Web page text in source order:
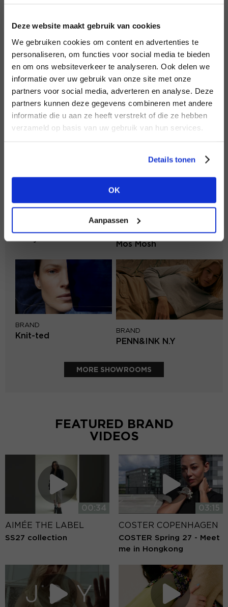
Deze website maakt gebruik van cookies
We gebruiken cookies om content en advertenties te
personaliseren, om functies voor social media te bieden
en om ons websiteverkeer te analyseren. Ook delen we
informatie over uw gebruik van onze site met onze
partners voor social media, adverteren en analyse. Deze
partners kunnen deze gegevens combineren met andere
informatie die u aan ze heeft verstrekt of die ze hebben
verzameld op basis van uw gebruik van hun services.
Details tonen
OK
Aanpassen
LOGIN
Password
LOGIN
NO ACCOUNT YET?
DON’T HAVE AN ACCOUNT
YET?
view the other options.
VIEW ALL OPTIONS
Harper & Yve
BRAND
Second female
BRAND
BRAND
Mos Mosh
BRAND
Knit-ted
BRAND
PENN&INK N.Y
MORE SHOWROOMS
FEATURED BRAND
VIDEOS
00:34
AIMÉE THE LABEL
SS27 collection
03:15
COSTER COPENHAGEN
COSTER Spring 27 - Meet
me in Hongkong